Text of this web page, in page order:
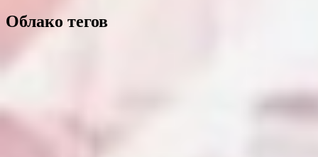
Облако тегов